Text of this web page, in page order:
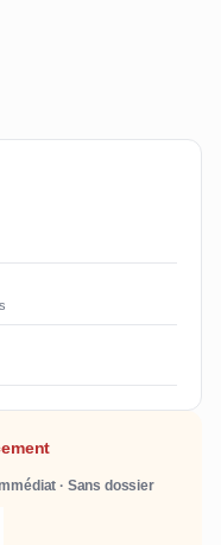
· Sans dossier